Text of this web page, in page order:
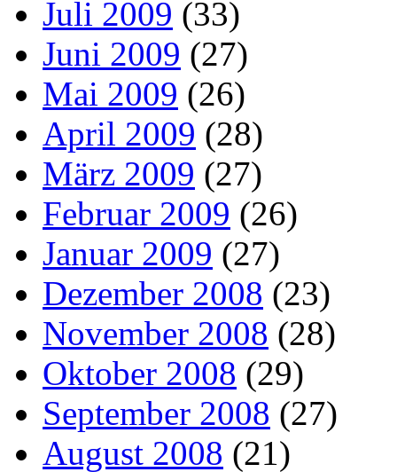
Juli 2009 (33)
Juni 2009 (27)
Mai 2009 (26)
April 2009 (28)
März 2009 (27)
Februar 2009 (26)
Januar 2009 (27)
Dezember 2008 (23)
November 2008 (28)
Oktober 2008 (29)
September 2008 (27)
August 2008 (21)